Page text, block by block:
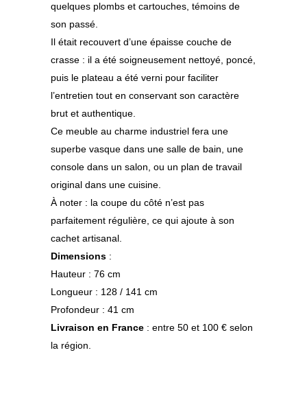
quelques plombs et cartouches, témoins de
son passé.
Il était recouvert d’une épaisse couche de
crasse : il a été soigneusement nettoyé, poncé,
puis le plateau a été verni pour faciliter
l’entretien tout en conservant son caractère
brut et authentique.
Ce meuble au charme industriel fera une
superbe vasque dans une salle de bain, une
console dans un salon, ou un plan de travail
original dans une cuisine.
À noter : la coupe du côté n’est pas
parfaitement régulière, ce qui ajoute à son
cachet artisanal.
Dimensions :
Hauteur : 76 cm
Longueur : 128 / 141 cm
Profondeur : 41 cm
Livraison en France : entre 50 et 100 € selon
la région.